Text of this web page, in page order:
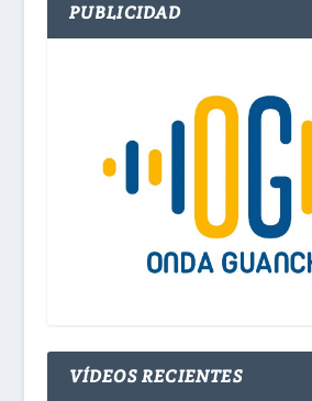
PUBLICIDAD
VÍDEOS RECIENTES